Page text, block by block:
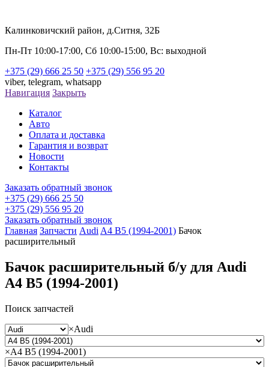
Калинковичский район, д.Ситня, 32Б
Пн-Пт 10:00-17:00, Сб 10:00-15:00, Вс: выходной
+375 (29) 666 25 50 +375 (29) 556 95 20
viber, telegram, whatsapp
Навигация Закрыть
Каталог
Авто
Оплата и доставка
Гарантия и возврат
Новости
Контакты
Заказать обратный звонок
+375 (29) 666 25 50
+375 (29) 556 95 20
Заказать обратный звонок
Главная Запчасти Audi A4 B5 (1994-2001) Бачок
расширительный
Бачок расширительный б/у для Audi
A4 B5 (1994-2001)
Поиск запчастей
×Audi
×A4 B5 (1994-2001)